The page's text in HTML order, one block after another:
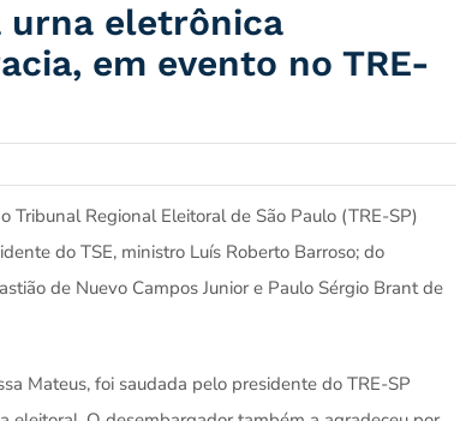
urna eletrônica
em evento no TRE-
Tribunal Regional Eleitoral de São Paulo (TRE-SP)
do TSE, ministro Luís Roberto Barroso; do
de Nuevo Campos Junior e Paulo Sérgio Brant de
Mateus, foi saudada pelo presidente do TRE-SP